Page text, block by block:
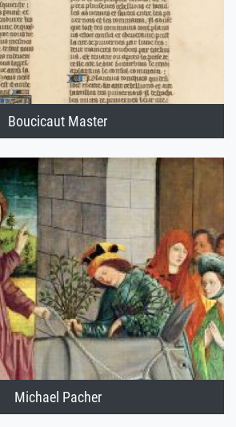
Boucicaut Master
Michael Pacher